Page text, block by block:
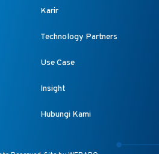
Karir
Technology Partners
Use Case
Insight
Hubungi Kami